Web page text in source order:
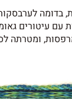
עיטורים
ומטרתה